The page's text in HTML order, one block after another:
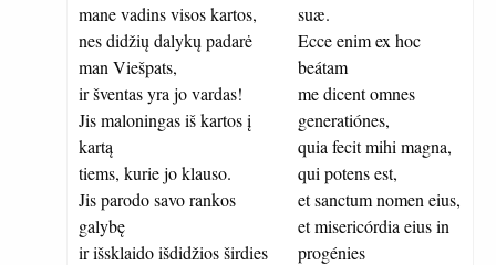
mane vadins visos kartos,
nes didžių dalykų padarė
man Viešpats,
ir šventas yra jo vardas!
Jis maloningas iš kartos į
kartą
tiems, kurie jo klauso.
Jis parodo savo rankos
galybę
ir išsklaido išdidžios širdies
suæ.
Ecce enim ex hoc
beátam
me dicent omnes
generatiónes,
quia fecit mihi magna,
qui potens est,
et sanctum nomen eius,
et misericórdia eius in
progénies